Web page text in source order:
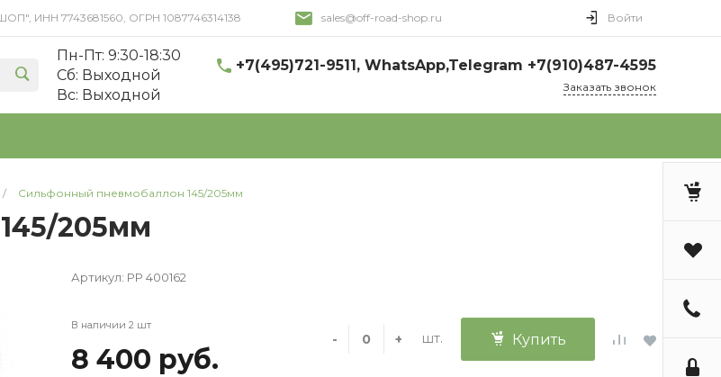
ИНН 7743681560, ОГРН 1087746314138 sales@off-road-shop.ru Войти
Пн-Пт: 9:30-18:30
Cб: Выходной
Вс: Выходной
+7(495)721-9511, WhatsApp,Telegram +7(910)487-4595
Заказать звонок
/ Сильфонный пневмобаллон 145/205мм
205мм
Артикул: PP 400162
В наличии 2 шт
8 400 руб.
- + шт. Купить